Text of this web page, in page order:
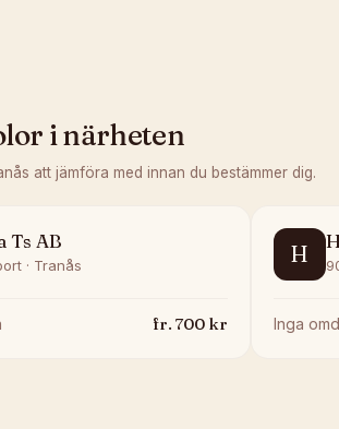
i närheten
att jämföra med innan du bestämmer dig.
Ts AB
· Tranås
fr. 700kr
H
Inga